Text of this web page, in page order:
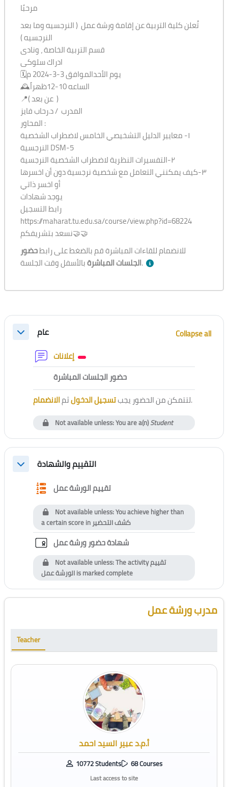
١- معايير الدليل التشخيصي الخامس لاضطراب الشخصية
النرجسية DSM-5
٣-كيف يمكنني التعامل مع شخصية نرجسية دون أن اخسرها أو
اخسر ذاتي
يوجد شهادات
https://maharat.tu.edu.sa/course/view.php?id=68224
مرحبًا
تُعلن كلية التربية عن إقامة ورشة عمل ( النرجسيه وما بعد
قسم التربية الخاصة ، ونادى
🕰️الساعه 10-12ظهراً
📍( عن بعد )
المدرب / د.رحاب فايز
المحاور :
١- معايير الدليل التشخيصي الخامس لاضطراب الشخصية
النرجسية DSM-5
٢-التفسيرات النظرية لاضطراب الشخصية النرجسية
٣-كيف يمكنني التعامل مع شخصية نرجسية دون أن اخسرها
أو اخسر ذاتي
https://maharat.tu.edu.sa/course/view.php?id=68224
نسعد بتشريفكم🤝🤝
للانضمام للقاءات المباشرة قم بالضغط على رابطحضور
الجلسات المباشرةبالأسفل وقت الجلسة.
Section outline
Collapseعام
Collapse all
Forum
حضور الجلسات المباشرةExternal tool
لتتمكن من الحضور يجبتسجيل الدخولثمالانضمام .
Not available unless: You are a(n)Student
Collapseالتقييم والشهادة
تقييم الورشة عملQuestionnaire
Not available unless: You achieve higher than
a certain score inكشف التحضير
شهادة حضور ورشة عملCustom certificate
Not available unless: The activityتقييم
الورشة عملis marked complete
Blocks
Skip [Cocoon] Course Instructor مدرب ورشة عمل
Teacher
أ.م.د عبير السيد احمد
10772 Students 68 Courses
Last access to site